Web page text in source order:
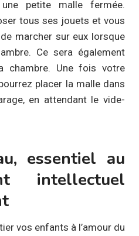
petite malle fermée.
tous ses jouets et vous
marcher sur eux lorsque
Ce sera également
chambre. Une fois votre
placer la malle dans
en attendant le vide-
essentiel au
intellectuel
vos enfants à l’amour du